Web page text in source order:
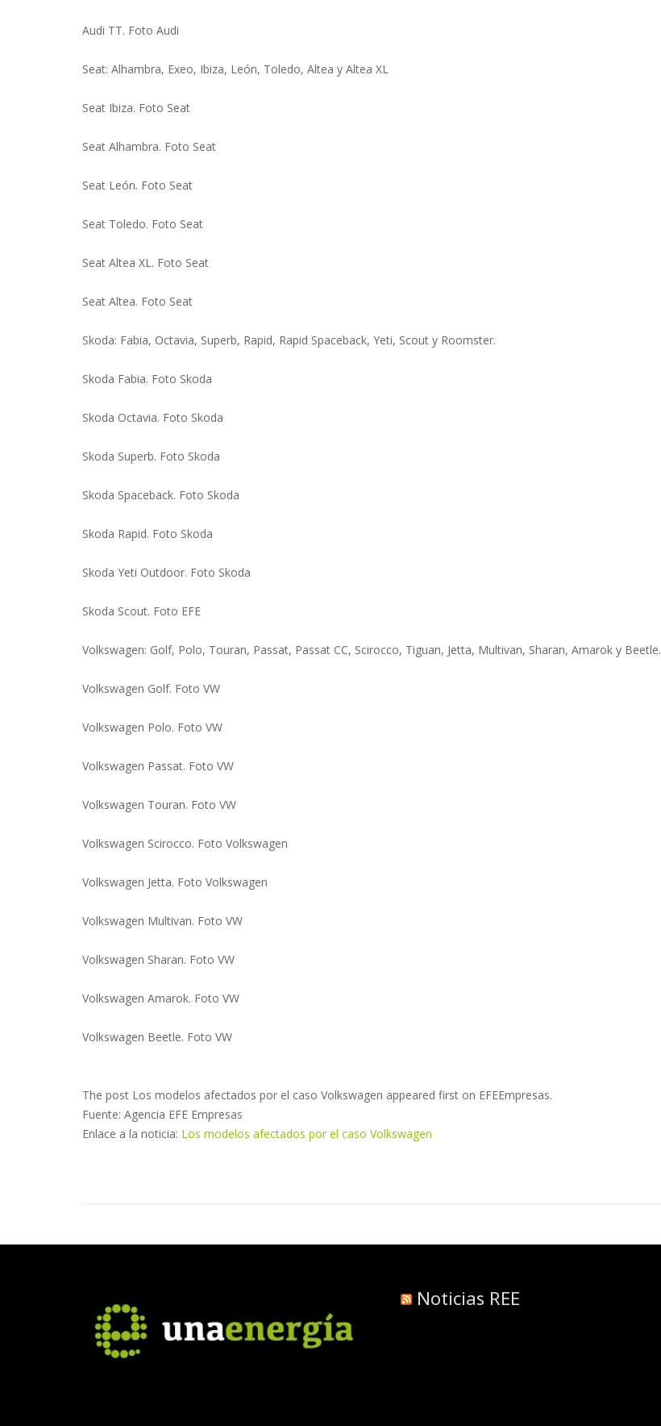
Audi TT. Foto Audi
Seat: Alhambra, Exeo, Ibiza, León, Toledo, Altea y Altea XL
Seat Ibiza. Foto Seat
Seat Alhambra. Foto Seat
Seat León. Foto Seat
Seat Toledo. Foto Seat
Seat Altea XL. Foto Seat
Seat Altea. Foto Seat
Skoda: Fabia, Octavia, Superb, Rapid, Rapid Spaceback, Yeti, Scout y Roomster.
Skoda Fabia. Foto Skoda
Skoda Octavia. Foto Skoda
Skoda Superb. Foto Skoda
Skoda Spaceback. Foto Skoda
Skoda Rapid. Foto Skoda
Skoda Yeti Outdoor. Foto Skoda
Skoda Scout. Foto EFE
Volkswagen: Golf, Polo, Touran, Passat, Passat CC, Scirocco, Tiguan, Jetta, Multivan, Sharan, Amarok y Beetle.
Volkswagen Golf. Foto VW
Volkswagen Polo. Foto VW
Volkswagen Passat. Foto VW
Volkswagen Touran. Foto VW
Volkswagen Scirocco. Foto Volkswagen
Volkswagen Jetta. Foto Volkswagen
Volkswagen Multivan. Foto VW
Volkswagen Sharan. Foto VW
Volkswagen Amarok. Foto VW
Volkswagen Beetle. Foto VW
The post Los modelos afectados por el caso Volkswagen appeared first on EFEEmpresas.
Fuente: Agencia EFE Empresas
Enlace a la noticia: Los modelos afectados por el caso Volkswagen
Noticias REE